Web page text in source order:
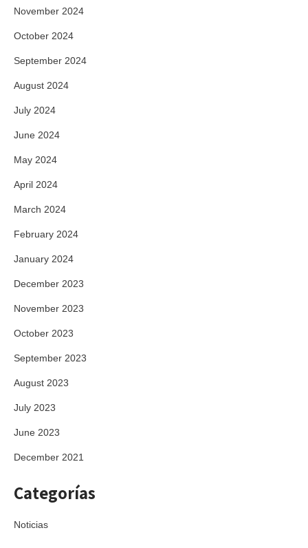
November 2024
October 2024
September 2024
August 2024
July 2024
June 2024
May 2024
April 2024
March 2024
February 2024
January 2024
December 2023
November 2023
October 2023
September 2023
August 2023
July 2023
June 2023
December 2021
Categorías
Noticias